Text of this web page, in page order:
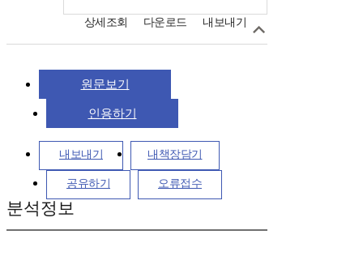
상세조회 다운로드 내보내기
원문보기
인용하기
내보내기 내책장담기
공유하기 오류접수
분석정보